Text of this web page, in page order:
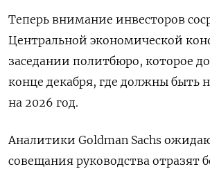
Теперь внимание инвесторов
Центральной экономической
заседании политбюро, которое
конце декабря, где должны быть
на 2026 год.
Аналитики Goldman Sachs
совещания руководства отразят